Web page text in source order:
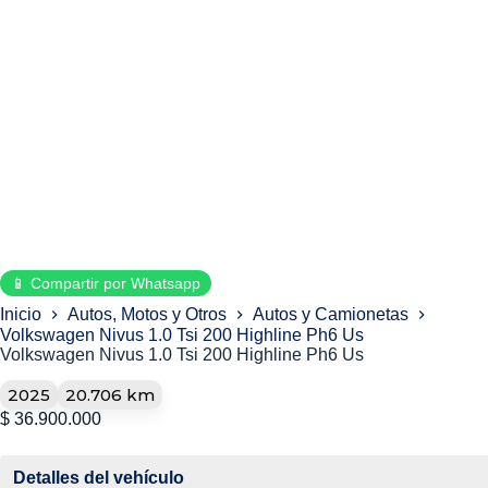
📱 Compartir por Whatsapp
Inicio Autos, Motos y Otros
Autos y Camionetas
Volkswagen Nivus 1.0 Tsi 200 Highline Ph6 Us
Volkswagen Nivus 1.0 Tsi 200 Highline Ph6 Us
2025 20.706 km
$ 36.900.000
Detalles del vehículo